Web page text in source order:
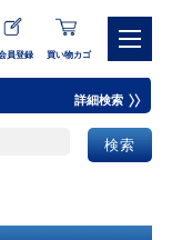
員登録 買い物カゴ
詳細検索